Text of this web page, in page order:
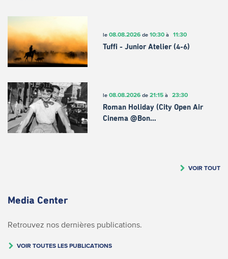
le 08.08.2026de 10:30à 11:30
Tuffi - Junior Atelier (4-6)
le 08.08.2026de 21:15à 23:30
Roman Holiday (City Open Air
Cinema @Bon…
VOIR TOUT
Media Center
Retrouvez nos dernières publications.
VOIR TOUTES LES PUBLICATIONS